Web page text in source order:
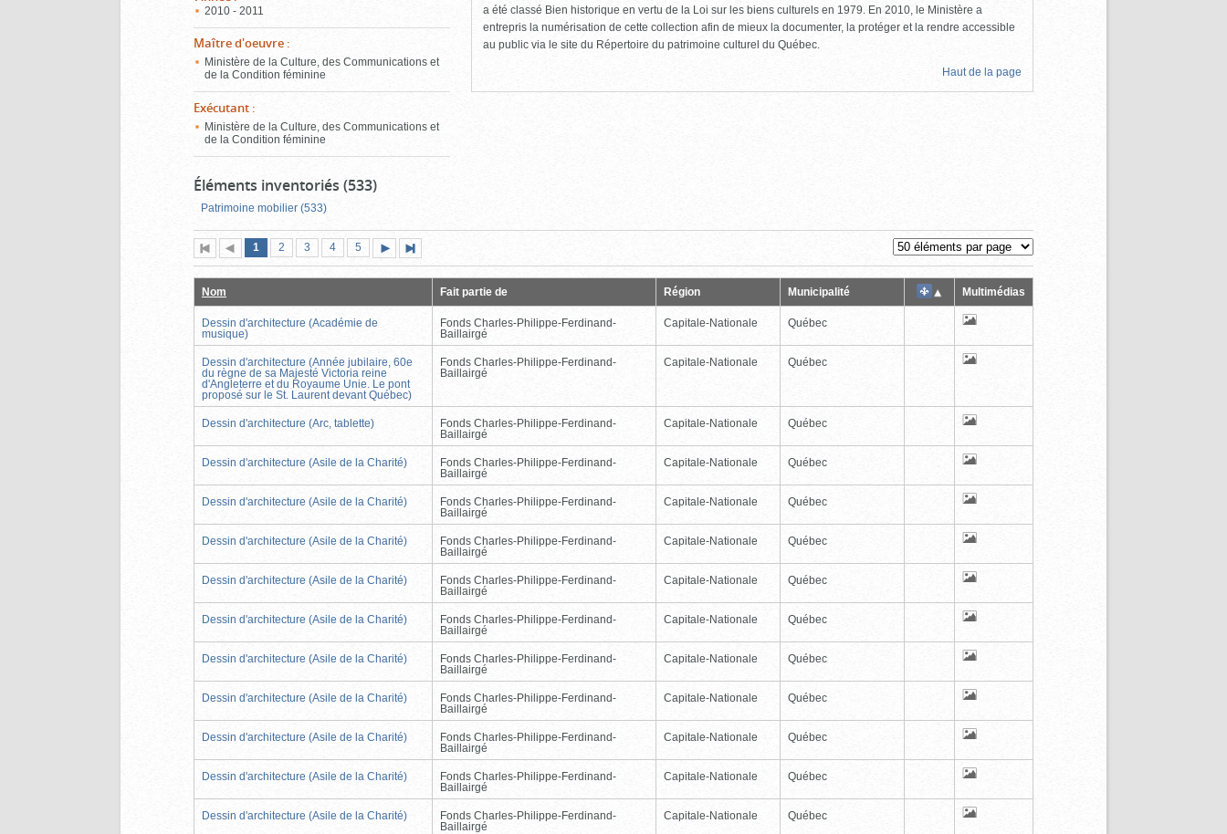
2010 - 2011
Maître d'oeuvre :
Ministère de la Culture, des Communications et
de la Condition féminine
Exécutant :
Ministère de la Culture, des Communications et
de la Condition féminine
a été classé Bien historique en vertu de la Loi sur les biens culturels en 1979. En 2010, le Ministère a
entrepris la numérisation de cette collection afin de mieux la documenter, la protéger et la rendre accessible
au public via le site du Répertoire du patrimoine culturel du Québec.
Haut de la page
Éléments inventoriés (533)
Patrimoine mobilier (533)
Première
page
Page
précédente
Page
1 (page
actuelle)
Page
2 Page
3 Page
4 Page
5
suivante
page
Nom Fait partie de Région Municipalité Multimédias
Dessin d'architecture (Académie de
musique)
Fonds Charles-Philippe-Ferdinand-
Baillairgé
Capitale-Nationale Québec
Dessin d'architecture (Année jubilaire, 60e
du règne de sa Majesté Victoria reine
d'Angleterre et du Royaume Unie. Le pont
proposé sur le St. Laurent devant Québec)
Fonds Charles-Philippe-Ferdinand-
Baillairgé
Capitale-Nationale Québec
Dessin d'architecture (Arc, tablette)
Fonds Charles-Philippe-Ferdinand-
Baillairgé
Capitale-Nationale Québec
Dessin d'architecture (Asile de la Charité)
Fonds Charles-Philippe-Ferdinand-
Baillairgé
Capitale-Nationale Québec
Dessin d'architecture (Asile de la Charité)
Fonds Charles-Philippe-Ferdinand-
Baillairgé
Capitale-Nationale Québec
Dessin d'architecture (Asile de la Charité)
Fonds Charles-Philippe-Ferdinand-
Baillairgé
Capitale-Nationale Québec
Dessin d'architecture (Asile de la Charité)
Fonds Charles-Philippe-Ferdinand-
Baillairgé
Capitale-Nationale Québec
Dessin d'architecture (Asile de la Charité)
Fonds Charles-Philippe-Ferdinand-
Baillairgé
Capitale-Nationale Québec
Dessin d'architecture (Asile de la Charité)
Fonds Charles-Philippe-Ferdinand-
Baillairgé
Capitale-Nationale Québec
Dessin d'architecture (Asile de la Charité)
Fonds Charles-Philippe-Ferdinand-
Baillairgé
Capitale-Nationale Québec
Dessin d'architecture (Asile de la Charité)
Fonds Charles-Philippe-Ferdinand-
Baillairgé
Capitale-Nationale Québec
Dessin d'architecture (Asile de la Charité)
Fonds Charles-Philippe-Ferdinand-
Baillairgé
Capitale-Nationale Québec
Dessin d'architecture (Asile de la Charité)
Fonds Charles-Philippe-Ferdinand-
Baillairgé
Capitale-Nationale Québec